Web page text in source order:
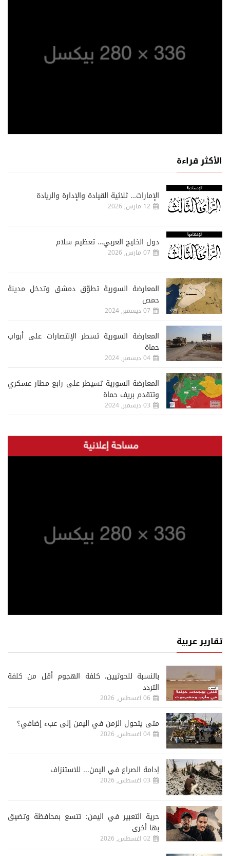
الأكثر قراءة
الإمارات… ثلاثية القيادة والإدارة والريادة
12 مارس, 2026
دول الخليج العربي… تعظيم سلام
07 مارس, 2026
المعارضة السورية تطوّق دمشق وتدخل مدينة
حمص
07 ديسمبر, 2024
المعارضة السورية تسطر الإنتصارات على أبواب
حماة
04 ديسمبر, 2024
المعارضة السورية تسيطر على رابع مطار عسكري
وتتقدم بريف حماة
03 ديسمبر, 2024
تقارير عربية
‏بالنسبة للحوثيين، كلفة الهجوم أقل من كلفة
التردد
06 اغسطس, 2026
متى يتحول الزمن في اليمن إلى عبء إضافي؟
04 اغسطس, 2026
إدامة الصراع في اليمن... للاستنزاف
03 اغسطس, 2026
حرية التعبير في اليمن: تتسع بمحافظة وتضيق
بها أخرى
02 اغسطس, 2026